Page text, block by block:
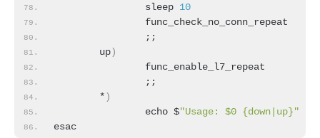
                sleep
10
                func_check_no_conn_repeat
                ;;
        up
)
                func_enable_l7_repeat
                ;;
        *
)
                echo $
"Usage: $0 {down|up}"
esac